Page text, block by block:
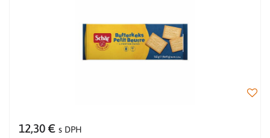
12,30 € s DPH